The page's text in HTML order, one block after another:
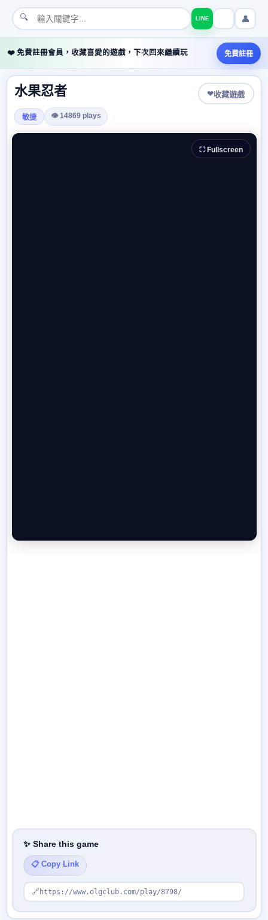
🔍 LINE 👤
❤️ 免費註冊會員，收藏喜愛的遊戲，下次回來繼續玩 免費註冊
水果忍者 ❤收藏遊戲
敏捷 👁 14869 plays
⛶ Fullscreen
✨ Share this game
📋 Copy Link
🔗 https://www.olgclub.com/play/8798/